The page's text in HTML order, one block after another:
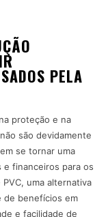
PELA
proteção e na
são devidamente
se tornar uma
financeiros para os
uma alternativa
de benefícios em
e facilidade de